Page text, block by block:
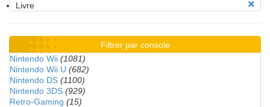
Livre
Filtrer par console
Nintendo Wii (1081)
Nintendo Wii U (682)
Nintendo DS (1100)
Nintendo 3DS (929)
Retro-Gaming (15)